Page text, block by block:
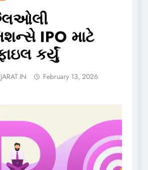
IPO માટે
કર્યું
February 13, 2026